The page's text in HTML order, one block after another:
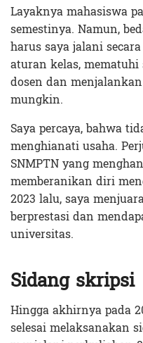
Layaknya mahasiswa
semestinya. Namun,
harus saya jalani
aturan kelas,
dosen dan
mungkin.
Saya percaya, bahwa
menghianati usaha.
SNMPTN yang
memberanikan diri
2023 lalu, saya
berprestasi dan
universitas.
Sidang skripsi
Hingga akhirnya pada
selesai melaksanakan